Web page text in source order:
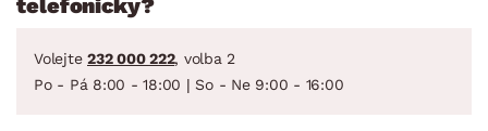
Volejte 232 000 222, volba 2
Po - Pá 8:00 - 18:00 | So - Ne 9:00 - 16:00